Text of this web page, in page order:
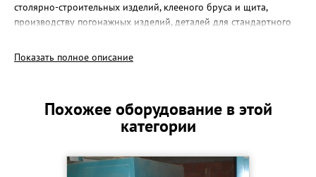
столярно-строительных изделий, клееного бруса и щита,
производству погонажных изделий, деталей для стандартного
производствах.
Количество шпинделей 6шт.
- ширина 20-200,
Скорость подачи (бесступенчатая), м/мин: 6-24.
Показать полное описание
Похожее оборудование в этой
категории